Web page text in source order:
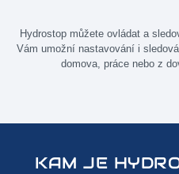
Hydrostop můžete ovládat a
Vám umožní nastavování i
domova, práce nebo z
KAM JE